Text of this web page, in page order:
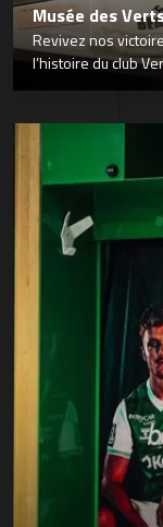
Musée des
Revivez nos
l’histoire du club